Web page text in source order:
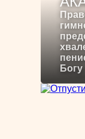
Богу